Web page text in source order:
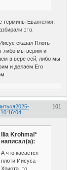
термины Евангелия,
это.
сказал Плоть
либо мы верим и
в вере сей, либо мы
и делаем Его
101
2025-
Ilia Krohmal*
написал(а):
А что касается
плоти Иисуса
Христа, то